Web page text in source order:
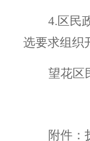
4.区民
选要求组织
望花区
附件：